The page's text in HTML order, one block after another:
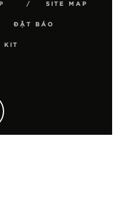
SITE MAP
ĐẶT BÁO
KIT